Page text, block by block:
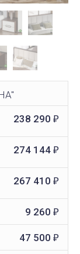
238 290 ₽
274 144 ₽
267 410 ₽
9 260 ₽
47 500 ₽